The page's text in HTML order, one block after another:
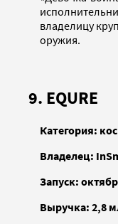
владелицу
оружия.
9. EQURE
Категория:
Владелец:
Запуск:
Выручка: 2,8